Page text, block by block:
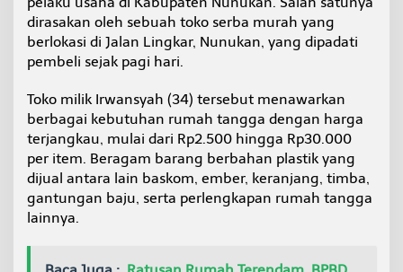
,
T
k
e
b
a
dirasakan oleh sebuah toko serba murah yang
berlokasi di Jalan Lingkar, Nunukan, yang dipadati
pembeli sejak pagi hari.
Toko milik Irwansyah (34) tersebut menawarkan
berbagai kebutuhan rumah tangga dengan harga
terjangkau, mulai dari Rp2.500 hingga Rp30.000
per item. Beragam barang berbahan plastik yang
dijual antara lain baskom, ember, keranjang, timba,
gantungan baju, serta perlengkapan rumah tangga
lainnya.